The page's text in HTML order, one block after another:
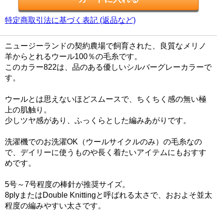
特定商取引法に基づく表記 (返品など)
ニュージーランドの契約農場で飼育された、良質なメリノ
羊からとれるウール100％の毛糸です。
このカラー822は、品のある優しいシルバーグレーカラーで
す。
ウールとは思えないほどスムースで、ちくちく感の無い極
上の肌触り。
少しツヤ感があり、ふっくらとした編みあがりです。
洗濯機でのお洗濯OK（ウールサイクルのみ）の毛糸なの
で、デイリーに使うものや長く着たいアイテムにもおすす
めです。
5号～7号程度の棒針が推奨サイズ。
8plyまたはDouble Knittingと呼ばれる太さで、おおよそ並太
程度の編みやすい太さです。